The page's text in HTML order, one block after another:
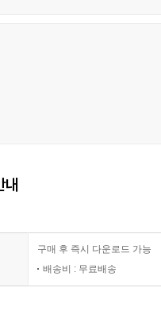
구매 후 즉시 다운로드 가능
배송비 : 무료배송